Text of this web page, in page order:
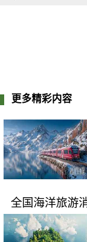
更多精彩内容
全国海洋旅游